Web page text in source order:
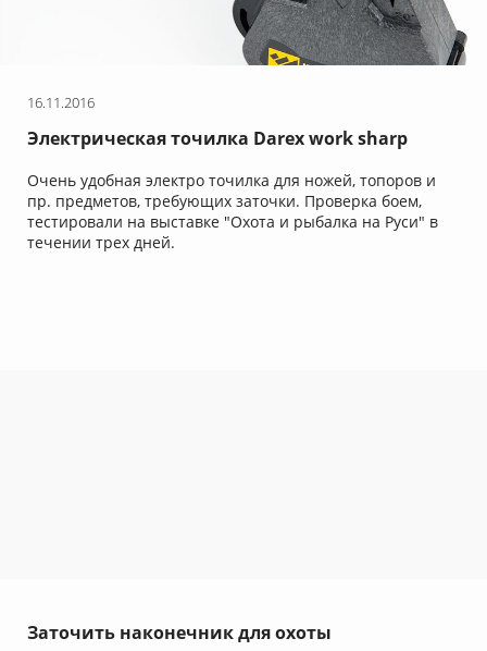
16.11.2016
Электрическая точилка Darex work sharp
Очень удобная электро точилка для ножей, топоров и
пр. предметов, требующих заточки. Проверка боем,
тестировали на выставке "Охота и рыбалка на Руси" в
течении трех дней.
Заточить наконечник для охоты